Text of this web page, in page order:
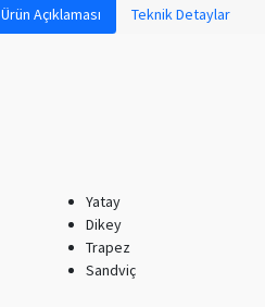
Ürün Açıklaması Teknik Detaylar
Yatay
Dikey
Trapez
Sandviç